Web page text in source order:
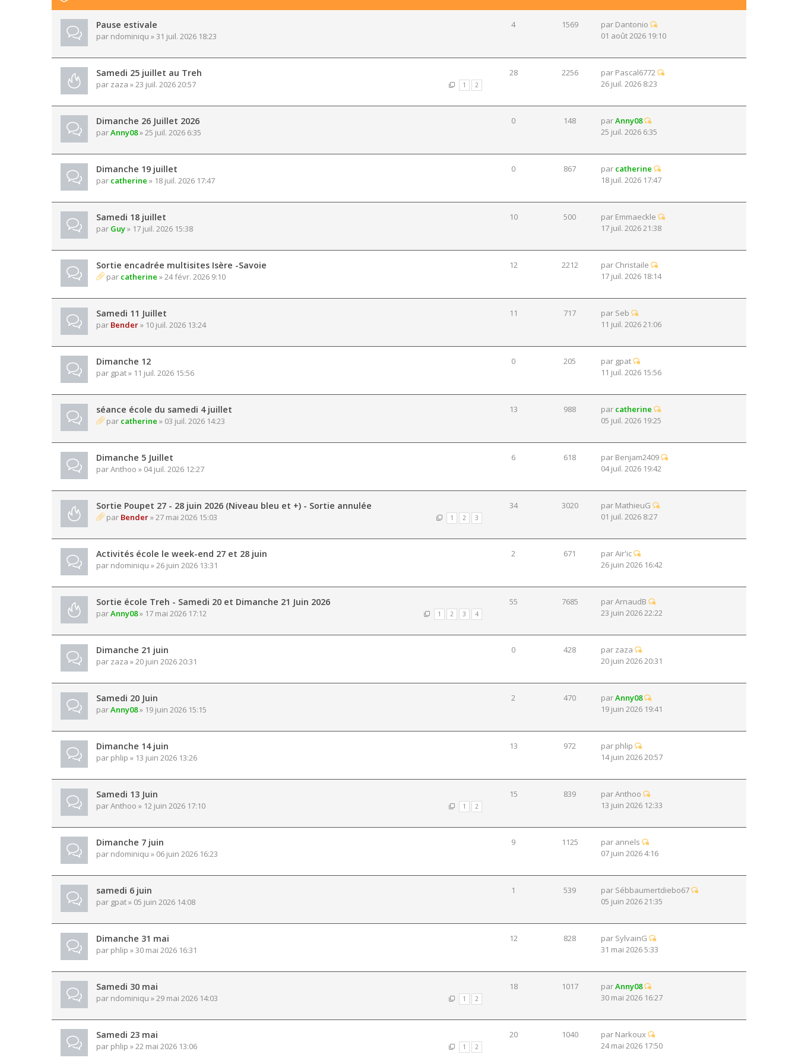
Pause estivale
par ndominiqu » 31 juil. 2026 18:23
4 1569 par Dantonio
01 août 2026 19:10
Samedi 25 juillet au Treh
1 2
par zaza » 23 juil. 2026 20:57
28 2256 par Pascal6772
26 juil. 2026 8:23
Dimanche 26 Juillet 2026
parAnny08» 25 juil. 2026 6:35
0 148 parAnny08
25 juil. 2026 6:35
Dimanche 19 juillet
par catherine » 18 juil. 2026 17:47
0 867 par catherine
18 juil. 2026 17:47
Samedi 18 juillet
par Guy» 17 juil. 2026 15:38
10 500 par Emmaeckle
17 juil. 2026 21:38
Sortie encadrée multisites Isère -Savoie
par catherine » 24 févr. 2026 9:10
12 2212 par Christaile
17 juil. 2026 18:14
Samedi 11 Juillet
par Bender» 10 juil. 2026 13:24
11 717 par Seb
11 juil. 2026 21:06
Dimanche 12
par gpat» 11 juil. 2026 15:56
0 205 par gpat
11 juil. 2026 15:56
séance école du samedi 4 juillet
par catherine » 03 juil. 2026 14:23
13 988 par catherine
05 juil. 2026 19:25
Dimanche 5 Juillet
parAnthoo » 04 juil. 2026 12:27
6 618 par Benjam2409
04 juil. 2026 19:42
Sortie Poupet 27 - 28 juin 2026 (Niveau bleu et +) - Sortie annulée
1 2 3
par Bender» 27 mai 2026 15:03
34 3020 par MathieuG
01 juil. 2026 8:27
Activités école le week-end 27 et 28 juin
par ndominiqu » 26 juin 2026 13:31
2 671 parAir'ic
26 juin 2026 16:42
Sortie école Treh - Samedi 20 et Dimanche 21 Juin 2026
1 2 3 4
parAnny08» 17 mai 2026 17:12
55 7685 parArnaudB
23 juin 2026 22:22
Dimanche 21 juin
par zaza » 20 juin 2026 20:31
0 428 par zaza
20 juin 2026 20:31
Samedi 20 Juin
parAnny08» 19 juin 2026 15:15
2 470 parAnny08
19 juin 2026 19:41
Dimanche 14 juin
par phlip » 13 juin 2026 13:26
13 972 par phlip
14 juin 2026 20:57
Samedi 13 Juin
1 2
parAnthoo » 12 juin 2026 17:10
15 839 parAnthoo
13 juin 2026 12:33
Dimanche 7 juin
par ndominiqu » 06 juin 2026 16:23
9 1125 par annels
07 juin 2026 4:16
samedi 6 juin
par gpat» 05 juin 2026 14:08
1 539 par Sébbaumertdiebo67
05 juin 2026 21:35
Dimanche 31 mai
par phlip » 30 mai 2026 16:31
12 828 par SylvainG
31 mai 2026 5:33
Samedi 30 mai
1 2
par ndominiqu » 29 mai 2026 14:03
18 1017 parAnny08
30 mai 2026 16:27
Samedi 23 mai
1 2
par phlip » 22 mai 2026 13:06
20 1040 par Narkoux
24 mai 2026 17:50